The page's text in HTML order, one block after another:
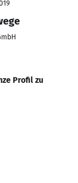
Profil zu